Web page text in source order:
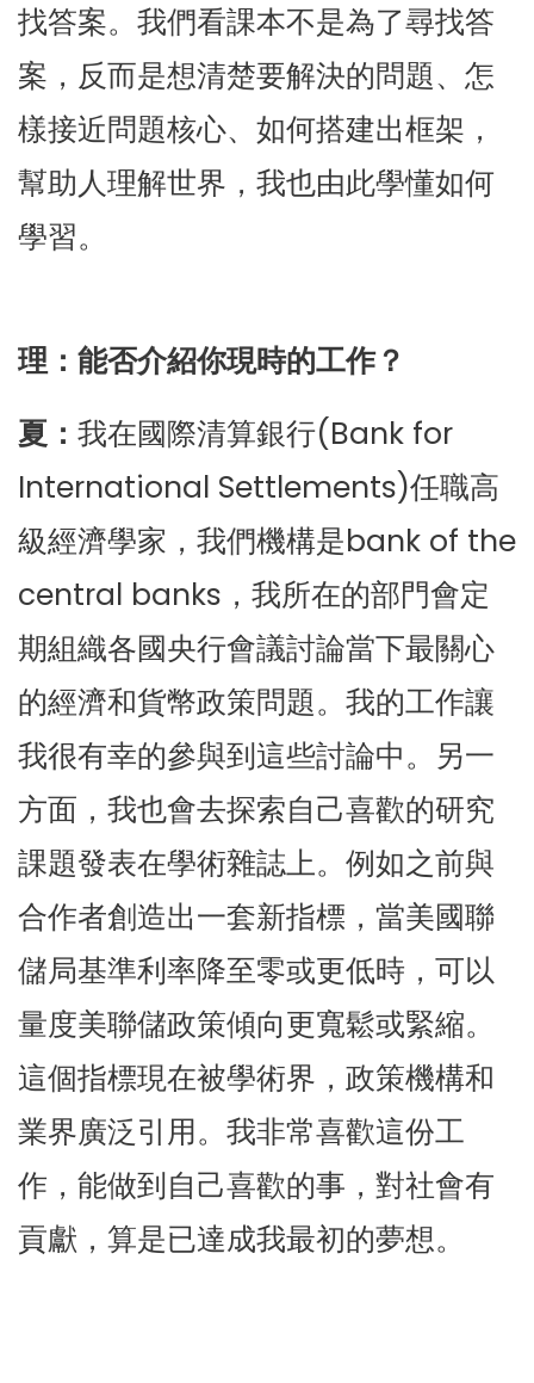
找答案。我們看課本不是為了尋找答
案，反而是想清楚要解決的問題、怎
樣接近問題核心、如何搭建出框架，
幫助人理解世界，我也由此學懂如何
學習。
理：能否介紹你現時的工作？
夏： 我在國際清算銀行(Bank for
International Settlements)任職高
級經濟學家，我們機構是bank of the
central banks，我所在的部門會定
期組織各國央行會議討論當下最關心
的經濟和貨幣政策問題。我的工作讓
我很有幸的參與到這些討論中。另一
方面，我也會去探索自己喜歡的研究
課題發表在學術雜誌上。例如之前與
合作者創造出一套新指標，當美國聯
儲局基準利率降至零或更低時，可以
量度美聯儲政策傾向更寬鬆或緊縮。
這個指標現在被學術界，政策機構和
業界廣泛引用。我非常喜歡這份工
作，能做到自己喜歡的事，對社會有
貢獻，算是已達成我最初的夢想。